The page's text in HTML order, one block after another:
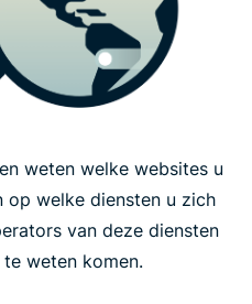
weten welke websites u
welke diensten u zich
van deze diensten
weten komen.